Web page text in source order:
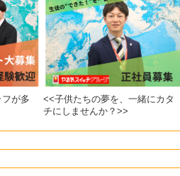
が多
<<子供たちの夢を、一緒にカタ
チにしませんか？>>